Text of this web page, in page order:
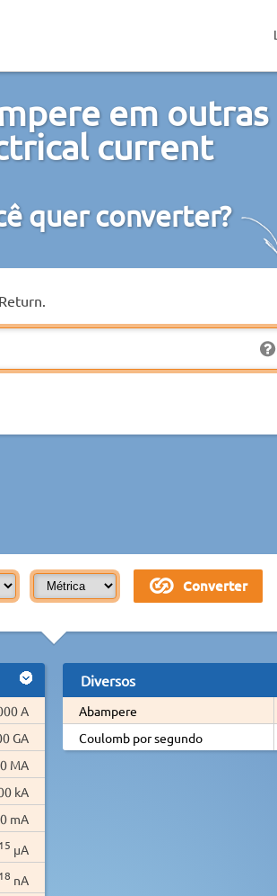
em
current
quer converter?
A
GA
MA
kA
mA
15 µA
18 nA
Diversos
Abampere
Coulomb por segundo